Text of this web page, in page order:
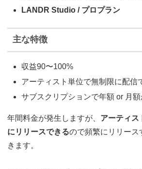
LANDR Studio / プロプラン
主な特徴
収益90〜100%
アーティスト単位で無制限に配信
サブスクリプションで年額 or 月
年間料金が発生しますが、 アーティス
にリリースできるので頻繁にリリース
きます。